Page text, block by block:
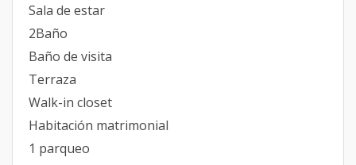
Sala de estar
2Baño
Baño de visita
Terraza
Walk-in closet
Habitación matrimonial
1 parqueo